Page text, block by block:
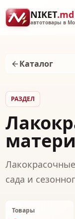
NIKET.md
Каталог
РАЗДЕЛ
сада и
Товары